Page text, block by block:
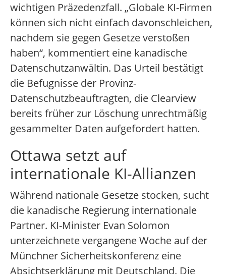
wichtigen Präzedenzfall. „Globale KI-Firmen
können sich nicht einfach davonschleichen,
nachdem sie gegen Gesetze verstoßen
haben“, kommentiert eine kanadische
Datenschutzanwältin. Das Urteil bestätigt
die Befugnisse der Provinz-
Datenschutzbeauftragten, die Clearview
bereits früher zur Löschung unrechtmäßig
gesammelter Daten aufgefordert hatten.
Ottawa setzt auf
internationale KI-Allianzen
Während nationale Gesetze stocken, sucht
die kanadische Regierung internationale
Partner. KI-Minister Evan Solomon
unterzeichnete vergangene Woche auf der
Münchner Sicherheitskonferenz eine
Absichtserklärung mit Deutschland. Die